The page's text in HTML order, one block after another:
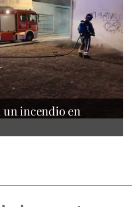
un incendio en